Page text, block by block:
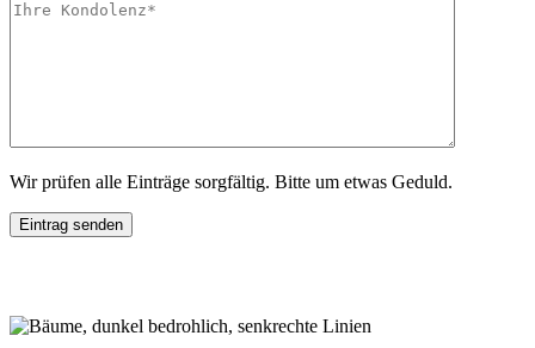
Wir prüfen alle Einträge sorgfältig. Bitte um etwas Geduld.